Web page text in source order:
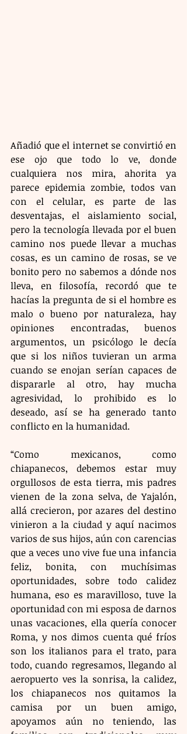
Añadió que el internet se convirtió en
ese ojo que todo lo ve, donde
cualquiera nos mira, ahorita ya
parece epidemia zombie, todos van
con el celular, es parte de las
desventajas, el aislamiento social,
pero la tecnología llevada por el buen
camino nos puede llevar a muchas
cosas, es un camino de rosas, se ve
bonito pero no sabemos a dónde nos
lleva, en filosofía, recordó que te
hacías la pregunta de si el hombre es
malo o bueno por naturaleza, hay
opiniones encontradas, buenos
argumentos, un psicólogo le decía
que si los niños tuvieran un arma
cuando se enojan serían capaces de
dispararle al otro, hay mucha
agresividad, lo prohibido es lo
deseado, así se ha generado tanto
conflicto en la humanidad.
“Como mexicanos, como
chiapanecos, debemos estar muy
orgullosos de esta tierra, mis padres
vienen de la zona selva, de Yajalón,
allá crecieron, por azares del destino
vinieron a la ciudad y aquí nacimos
varios de sus hijos, aún con carencias
que a veces uno vive fue una infancia
feliz, bonita, con muchísimas
oportunidades, sobre todo calidez
humana, eso es maravilloso, tuve la
oportunidad con mi esposa de darnos
unas vacaciones, ella quería conocer
Roma, y nos dimos cuenta qué fríos
son los italianos para el trato, para
todo, cuando regresamos, llegando al
aeropuerto ves la sonrisa, la calidez,
los chiapanecos nos quitamos la
camisa por un buen amigo,
apoyamos aún no teniendo, las